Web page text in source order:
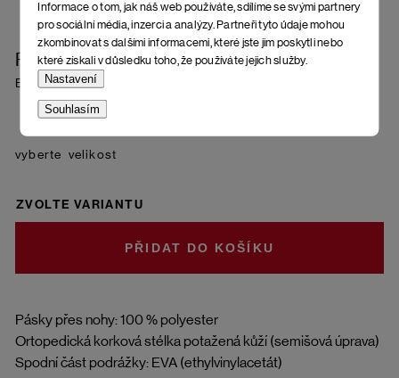
Informace o tom, jak náš web používáte, sdílíme se svými partnery
pro sociální média, inzerci a analýzy. Partneři tyto údaje mohou
zkombinovat s dalšími informacemi, které jste jim poskytli nebo
které získali v důsledku toho, že používáte jejich služby.
Nastavení
Souhlasím
Pánské sandály Ballo
Black
Pásky přes nohy: 100 % polyester
Ortopedická korková stélka potažená kůží (semišová úprava)
Spodní část podrážky: EVA (ethylvinylacetát)
velikost
ZVOLTE VARIANTU
DO KOŠÍKU